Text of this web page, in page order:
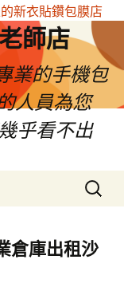
師店
業的手機包
人員為您
乎看不出
搜
尋
鍵
字:
倉庫出租沙